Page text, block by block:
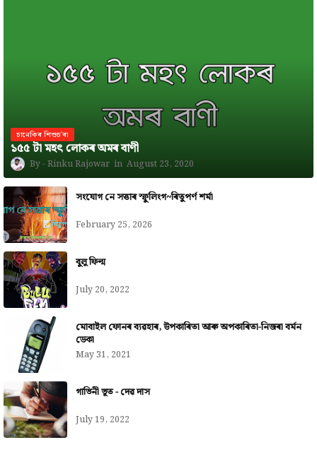
চানেকিৰ শিশুচ'ৰা
১৫৫ টা মহৎ লোকৰ অমৰ বাণী
Rinku Rajowar August 23, 2020
সংযোগ নে সত্তাৰ স্ফুলিংগ~ৰিতুপৰ্ণ শৰ্মা
February 25, 2026
বুলু ফিল্ম
July 20, 2022
মোবাইল ফোনৰ ব্যৱহাৰ, উপকাৰিতা আৰু অপকাৰিতা-নিজৰা বৰ্মন
ডেকা
May 31, 2021
গাভিনী ভূত - দেৱ দাস
July 19, 2022